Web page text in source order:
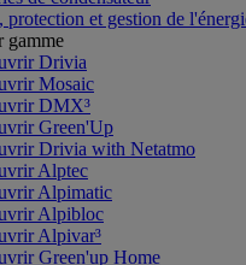
et gestion de
gamme
Drivia
Mosaic
DMX³
Green'Up
Drivia with Netatmo
Alptec
Alpimatic
Alpibloc
Alpivar³
Green'up Home